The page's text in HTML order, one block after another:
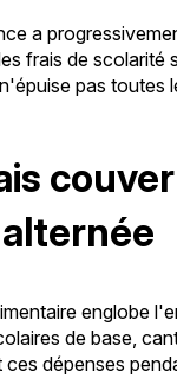
a
frais de
pas toutes
englobe
de base,
ces dépenses